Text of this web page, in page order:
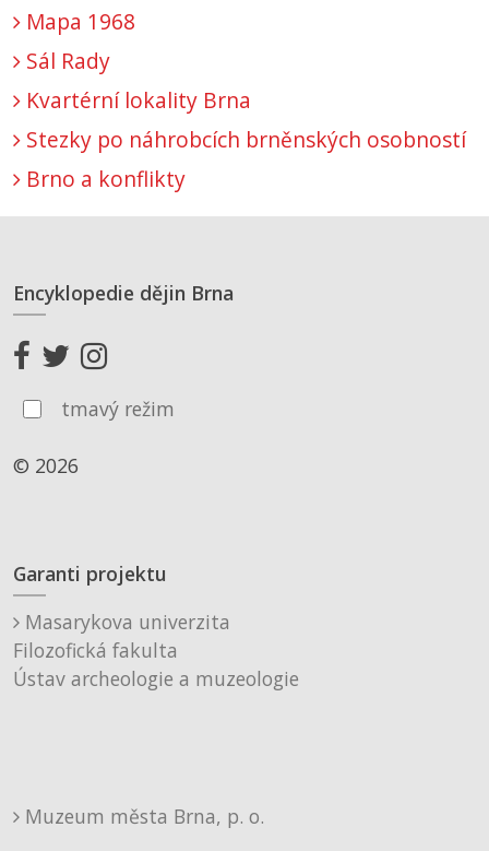
Mapa 1968
Sál Rady
Kvartérní lokality Brna
Stezky po náhrobcích brněnských osobností
Brno a konflikty
Encyklopedie dějin Brna
tmavý režim
© 2026
Garanti projektu
Masarykova univerzita
Filozofická fakulta
Ústav archeologie a muzeologie
Muzeum města Brna, p. o.